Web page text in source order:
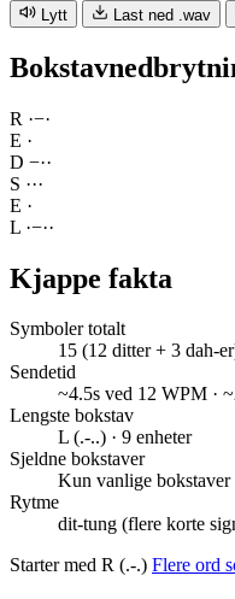
Lytt Last ned .wav
R ·−·
E ·
D −··
S ···
E ·
L ·−··
Kjappe fakta
Symboler totalt
15 (12 ditter + 3 dah-
Sendetid
~4.5s ved 12 WPM ·
Lengste bokstav
L (.-..) · 9 enheter
Sjeldne bokstaver
Kun vanlige bokstaver
Rytme
dit-tung (flere korte
Starter med R (.-.) Flere ord